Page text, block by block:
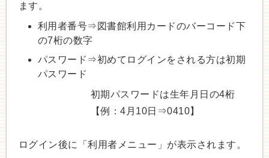
ます。
利用者番号⇒図書館利用カードのバーコード下
の7桁の数字
パスワード⇒初めてログインをされる方は初期
パスワード
初期パスワードは生年月日の4桁
【例：4月10日⇒0410】
ログイン後に「利用者メニュー」が表示されます。